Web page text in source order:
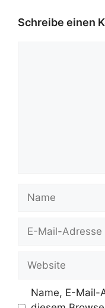
Schreibe einen
Mail-
Name, E-Mail-